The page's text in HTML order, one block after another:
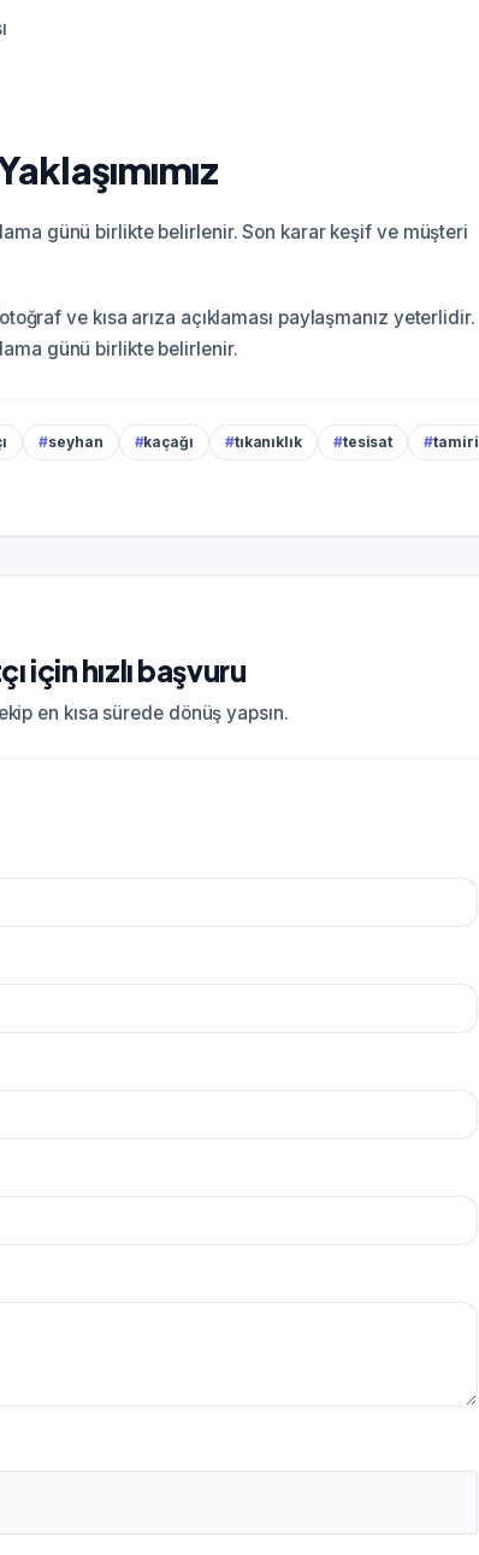
günü birlikte belirlenir. Son karar keşif ve müşteri
ve kısa arıza açıklaması paylaşmanız yeterlidir.
günü birlikte belirlenir.
#seyhan #kaçağı #tıkanıklık #tesisat #tamiri
için hızlı başvuru
en kısa sürede dönüş yapsın.